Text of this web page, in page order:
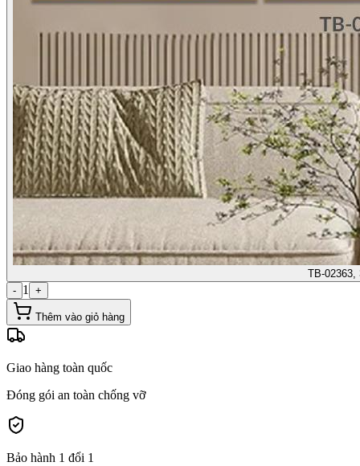
TB-02363,
- 1 +
Thêm vào giỏ hàng
Giao hàng toàn quốc
Đóng gói an toàn chống vỡ
Bảo hành 1 đổi 1